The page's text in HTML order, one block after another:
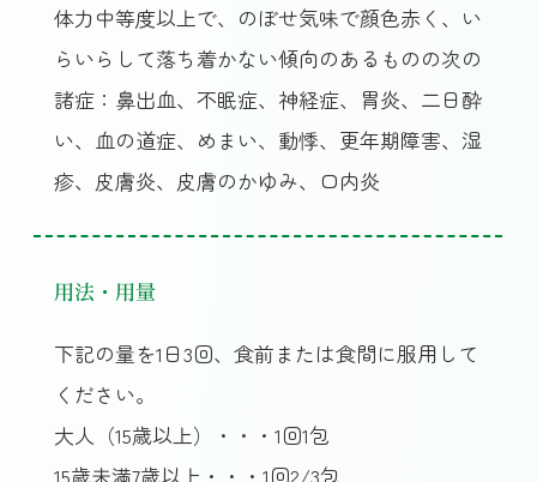
体力中等度以上で、のぼせ気味で顔色赤く、い
らいらして落ち着かない傾向のあるものの次の
諸症：鼻出血、不眠症、神経症、胃炎、二日酔
い、血の道症、めまい、動悸、更年期障害、湿
疹、皮膚炎、皮膚のかゆみ、口内炎
用法・用量
下記の量を1日3回、食前または食間に服用して
ください。
大人（15歳以上）・・・1回1包
15歳未満7歳以上・・・1回2/3包